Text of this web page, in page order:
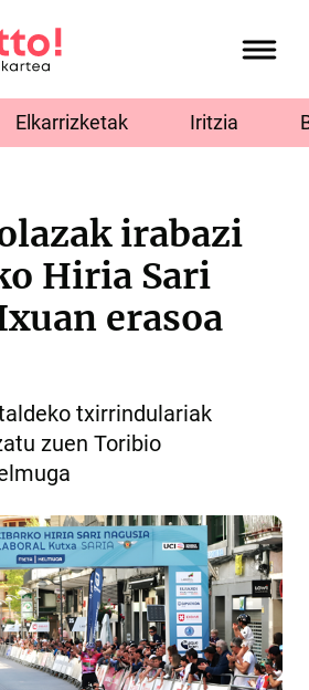
Elkarrizketak Iritzia
irabazi
Hiria Sari
erasoa
txirrindulariak
zuen Toribio